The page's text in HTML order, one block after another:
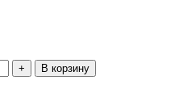
+ В корзину